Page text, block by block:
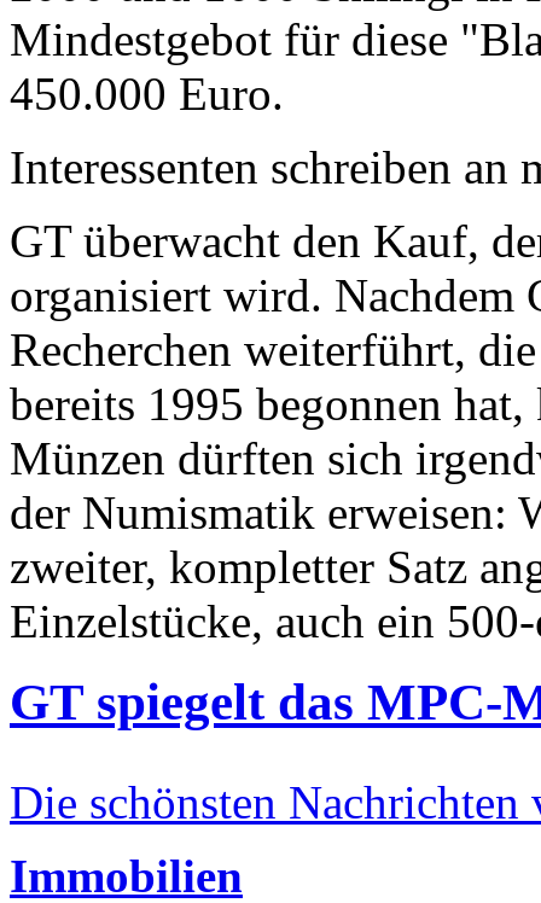
Mindestgebot für diese
450.000 Euro.
Interessenten schreiben
GT überwacht den Kauf,
organisiert wird. Nachdem
Recherchen weiterführt,
bereits 1995 begonnen
Münzen dürften sich
der Numismatik erweisen:
zweiter, kompletter Satz
Einzelstücke, auch ein
GT spiegelt das MPC-
Die schönsten Nachrichten
Immobilien